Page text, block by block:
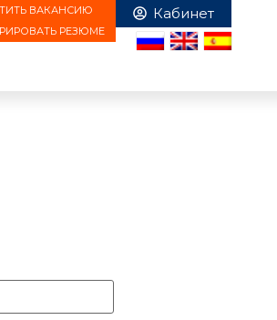
ВАКАНСИЮ
РЕЗЮМЕ